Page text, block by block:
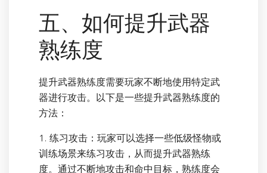
五、如何提升武器
熟练度
提升武器熟练度需要玩家不断地使用特定武
器进行攻击。以下是一些提升武器熟练度的
方法：
1. 练习攻击：玩家可以选择一些低级怪物或
训练场景来练习攻击，从而提升武器熟练
度。通过不断地攻击和命中目标，熟练度会